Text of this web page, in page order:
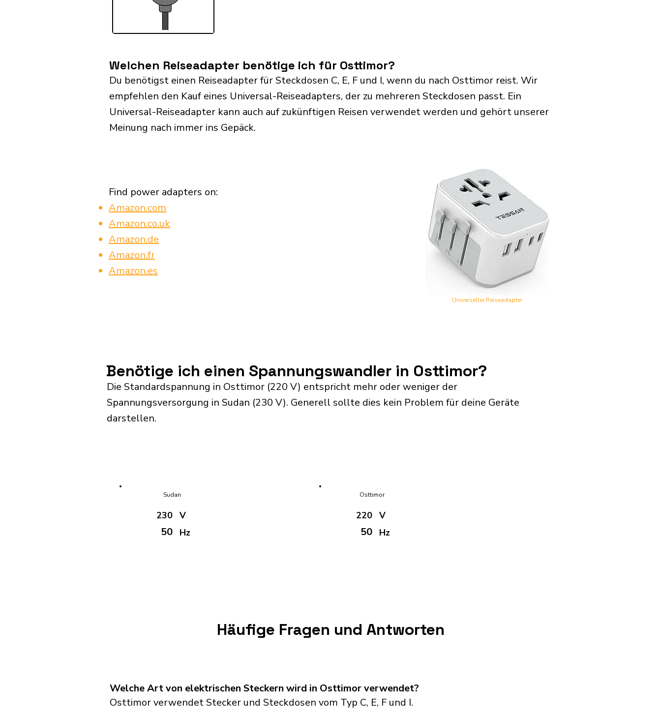
Welchen Reiseadapter benötige ich für Osttimor?
Du benötigst einen Reiseadapter für Steckdosen C, E, F und I, wenn du nach Osttimor reist. Wir
empfehlen den Kauf eines Universal-Reiseadapters, der zu mehreren Steckdosen passt. Ein
Universal-Reiseadapter kann auch auf zukünftigen Reisen verwendet werden und gehört unserer
Meinung nach immer ins Gepäck.
Find power adapters on:
Amazon.com
Amazon.co.uk
Amazon.de
Amazon.fr
Amazon.es
Universeller Reiseadapter
Benötige ich einen Spannungswandler in Osttimor?
Die Standardspannung in Osttimor (220 V) entspricht mehr oder weniger der
Spannungsversorgung in Sudan (230 V). Generell sollte dies kein Problem für deine Geräte
darstellen.
Sudan
230
50
V
Hz
Osttimor
220
50
V
Hz
Häufige Fragen und Antworten
Welche Art von elektrischen Steckern wird in Osttimor verwendet?
Osttimor verwendet Stecker und Steckdosen vom Typ C, E, F und I.